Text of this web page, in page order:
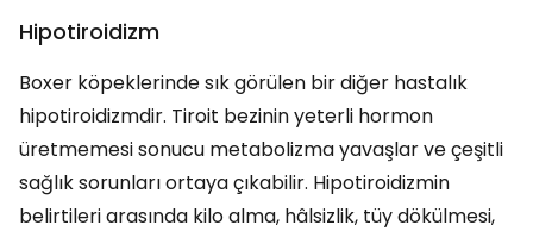
Hipotiroidizm
Boxer köpeklerinde sık görülen bir diğer hastalık
hipotiroidizmdir. Tiroit bezinin yeterli hormon
üretmemesi sonucu metabolizma yavaşlar ve çeşitli
sağlık sorunları ortaya çıkabilir. Hipotiroidizmin
belirtileri arasında kilo alma, hâlsizlik, tüy dökülmesi,